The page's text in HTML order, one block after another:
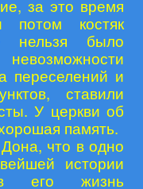
за это время
потом костяк
нельзя было
переселений и
ставили
У церкви об
память.
что в одно
истории
его жизнь